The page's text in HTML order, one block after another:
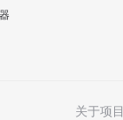
关于项目